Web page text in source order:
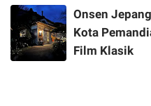
Onsen
Kota
Film Klasik